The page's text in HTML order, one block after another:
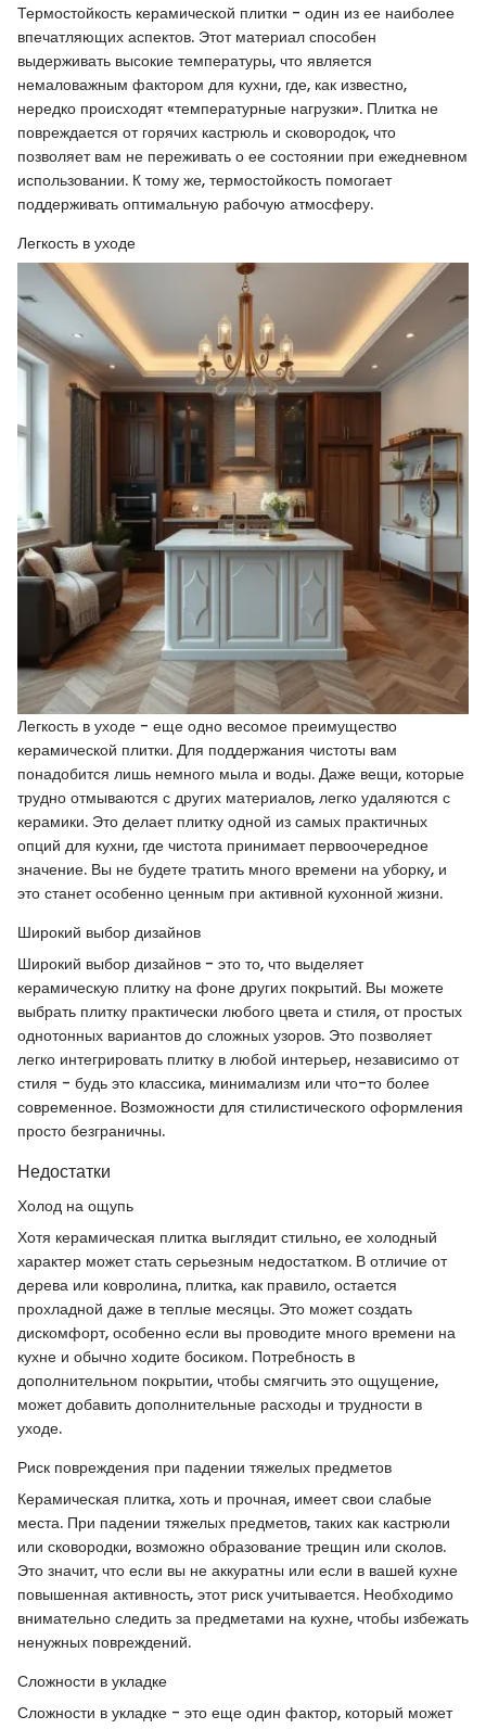
Термостойкость керамической плитки - один из ее наиболее
впечатляющих аспектов. Этот материал способен
выдерживать высокие температуры, что является
немаловажным фактором для кухни, где, как известно,
нередко происходят «температурные нагрузки». Плитка не
повреждается от горячих кастрюль и сковородок, что
позволяет вам не переживать о ее состоянии при ежедневном
использовании. К тому же, термостойкость помогает
поддерживать оптимальную рабочую атмосферу.
Легкость в уходе
Легкость в уходе - еще одно весомое преимущество
керамической плитки. Для поддержания чистоты вам
понадобится лишь немного мыла и воды. Даже вещи, которые
трудно отмываются с других материалов, легко удаляются с
керамики. Это делает плитку одной из самых практичных
опций для кухни, где чистота принимает первоочередное
значение. Вы не будете тратить много времени на уборку, и
это станет особенно ценным при активной кухонной жизни.
Широкий выбор дизайнов
Широкий выбор дизайнов - это то, что выделяет
керамическую плитку на фоне других покрытий. Вы можете
выбрать плитку практически любого цвета и стиля, от простых
однотонных вариантов до сложных узоров. Это позволяет
легко интегрировать плитку в любой интерьер, независимо от
стиля - будь это классика, минимализм или что-то более
современное. Возможности для стилистического оформления
просто безграничны.
Недостатки
Холод на ощупь
Хотя керамическая плитка выглядит стильно, ее холодный
характер может стать серьезным недостатком. В отличие от
дерева или ковролина, плитка, как правило, остается
прохладной даже в теплые месяцы. Это может создать
дискомфорт, особенно если вы проводите много времени на
кухне и обычно ходите босиком. Потребность в
дополнительном покрытии, чтобы смягчить это ощущение,
может добавить дополнительные расходы и трудности в
уходе.
Риск повреждения при падении тяжелых предметов
Керамическая плитка, хоть и прочная, имеет свои слабые
места. При падении тяжелых предметов, таких как кастрюли
или сковородки, возможно образование трещин или сколов.
Это значит, что если вы не аккуратны или если в вашей кухне
повышенная активность, этот риск учитывается. Необходимо
внимательно следить за предметами на кухне, чтобы избежать
ненужных повреждений.
Сложности в укладке
Сложности в укладке - это еще один фактор, который может